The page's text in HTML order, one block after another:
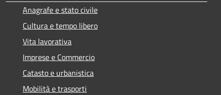
Anagrafe e stato civile
Cultura e tempo libero
Vita lavorativa
Imprese e Commercio
Catasto e urbanistica
Mobilità e trasporti